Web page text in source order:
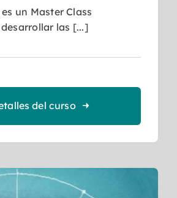
un Master Class
destinado a desarrollar las [...]
del curso